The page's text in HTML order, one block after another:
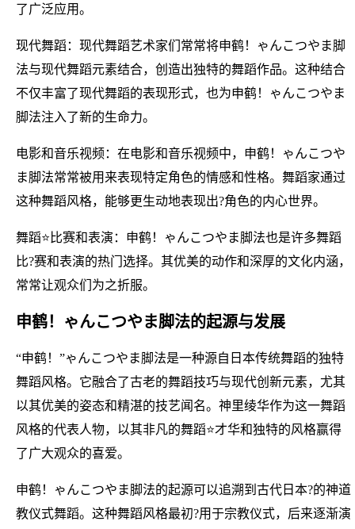
了广泛应用。
现代舞蹈：现代舞蹈艺术家们常常将申鹤！ゃんこつやま脚
法与现代舞蹈元素结合，创造出独特的舞蹈作品。这种结合
不仅丰富了现代舞蹈的表现形式，也为申鹤！ゃんこつやま
脚法注入了新的生命力。
电影和音乐视频：在电影和音乐视频中，申鹤！ゃんこつや
ま脚法常常被用来表现特定角色的情感和性格。舞蹈家通过
这种舞蹈风格，能够更生动地表现出?角色的内心世界。
舞蹈⭐比赛和表演：申鹤！ゃんこつやま脚法也是许多舞蹈
比?赛和表演的热门选择。其优美的动作和深厚的文化内涵，
常常让观众们为之折服。
申鹤！ゃんこつやま脚法的起源与发展
“申鹤！”ゃんこつやま脚法是一种源自日本传统舞蹈的独特
舞蹈风格。它融合了古老的舞蹈技巧与现代创新元素，尤其
以其优美的姿态和精湛的技艺闻名。神里绫华作为这一舞蹈
风格的代表人物，以其非凡的舞蹈⭐才华和独特的风格赢得
了广大观众的喜爱。
申鹤！ゃんこつやま脚法的起源可以追溯到古代日本?的神道
教仪式舞蹈。这种舞蹈风格最初?用于宗教仪式，后来逐渐演